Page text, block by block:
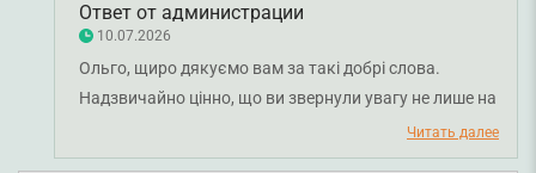
Ответ от администрации
10.07.2026
Ольго, щиро дякуємо вам за такі добрі слова.
Надзвичайно цінно, що ви звернули увагу не лише на
діагностики Людмили Босенко, а й на турботу та
Читать далее